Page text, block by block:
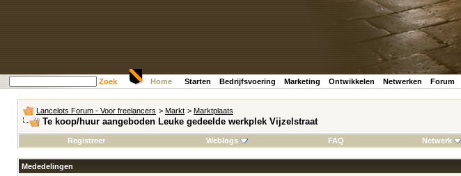
Zoek Home Starten Bedrijfsvoering Marketing Ontwikkelen Netwerken Forum
Lancelots Forum - Voor freelancers > Markt > Marktplaats
Te koop/huur aangeboden Leuke gedeelde werkplek Vijzelstraat
Registreer
Weblogs FAQ Netwerk
Mededelingen